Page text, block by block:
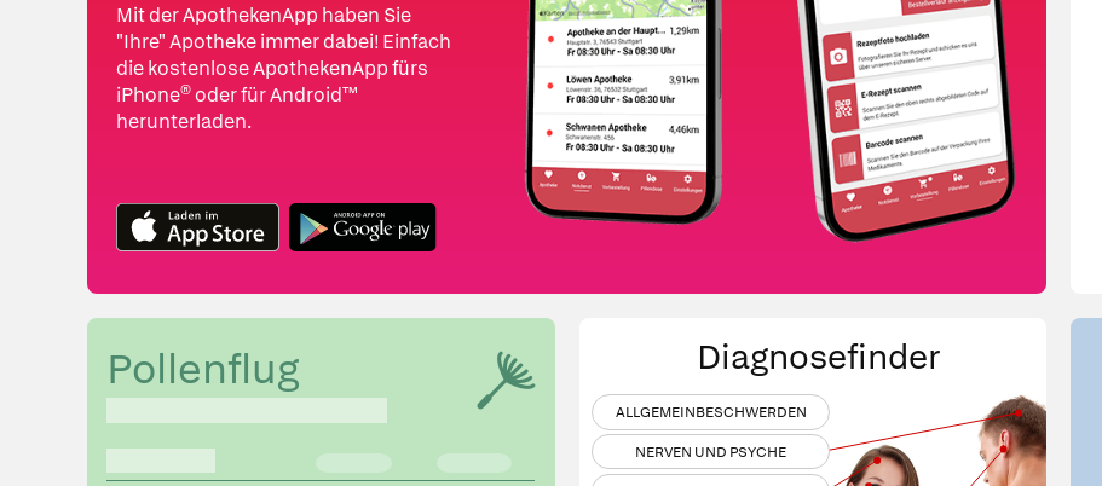
Mit der ApothekenApp haben Sie
"Ihre" Apotheke immer dabei! Einfach
die kostenlose Apotheken­­App fürs
iPhone® oder für Android™
herunterladen.
Pollenflug Diagnosefinder
ALLGEMEINBESCHWERDEN
NERVEN UND PSYCHE